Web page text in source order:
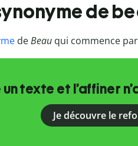
de
deBeauqui commence
texte et l’affiner
Je découvre le